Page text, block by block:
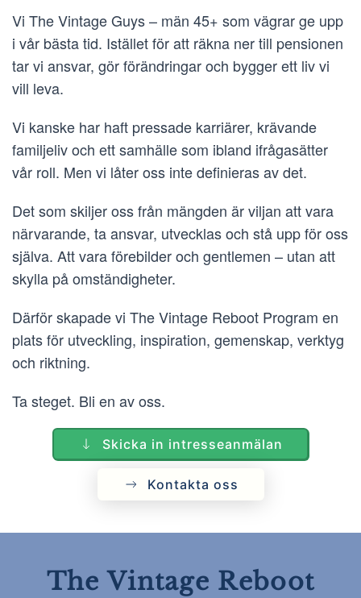
Vi The Vintage Guys – män 45+ som vägrar ge upp
i vår bästa tid. Istället för att räkna ner till pensionen
tar vi ansvar, gör förändringar och bygger ett liv vi
vill leva.
Vi kanske har haft pressade karriärer, krävande
familjeliv och ett samhälle som ibland ifrågasätter
vår roll. Men vi låter oss inte definieras av det.
Det som skiljer oss från mängden är viljan att vara
närvarande, ta ansvar, utvecklas och stå upp för oss
själva. Att vara förebilder och gentlemen – utan att
skylla på omständigheter.
Därför skapade vi The Vintage Reboot Program en
plats för utveckling, inspiration, gemenskap, verktyg
och riktning.
Ta steget. Bli en av oss.
Skicka in intresseanmälan
Kontakta oss
The Vintage Reboot